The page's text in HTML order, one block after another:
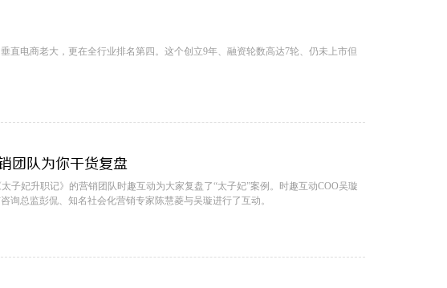
直电商老大，更在全行业排名第四。这个创立9年、融资轮数高达7轮、仍未上市但
团队为你干货复盘
子妃升职记》的营销团队时趣互动为大家复盘了“太子妃”案例。时趣互动COO吴璇
总监彭侃、知名社会化营销专家陈慧菱与吴璇进行了互动。